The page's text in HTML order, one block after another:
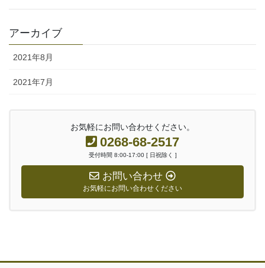
アーカイブ
2021年8月
2021年7月
お気軽にお問い合わせください。
0268-68-2517
受付時間 8:00-17:00 [ 日祝除く ]
お問い合わせ
お気軽にお問い合わせください